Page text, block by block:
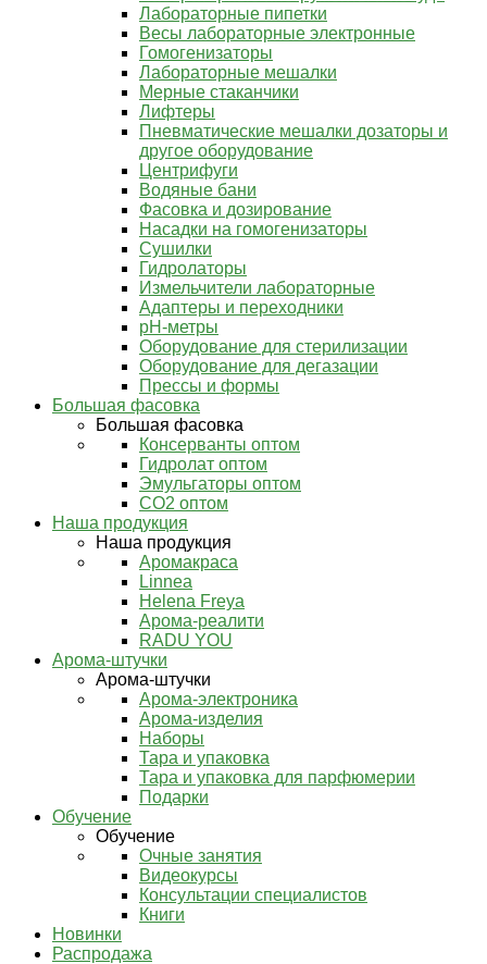
Лабораторные пипетки
Весы лабораторные электронные
Гомогенизаторы
Лабораторные мешалки
Мерные стаканчики
Лифтеры
Пневматические мешалки дозаторы и
другое оборудование
Центрифуги
Водяные бани
Фасовка и дозирование
Насадки на гомогенизаторы
Сушилки
Гидролаторы
Измельчители лабораторные
Адаптеры и переходники
pH-метры
Оборудование для стерилизации
Оборудование для дегазации
Прессы и формы
Большая фасовка
Большая фасовка
Консерванты оптом
Гидролат оптом
Эмульгаторы оптом
СО2 оптом
Наша продукция
Наша продукция
Аромакраса
Linnea
Helena Freya
Арома-реалити
RADU YOU
Арома-штучки
Арома-штучки
Арома-электроника
Арома-изделия
Наборы
Тара и упаковка
Тара и упаковка для парфюмерии
Подарки
Обучение
Обучение
Очные занятия
Видеокурсы
Консультации специалистов
Книги
Новинки
Распродажа